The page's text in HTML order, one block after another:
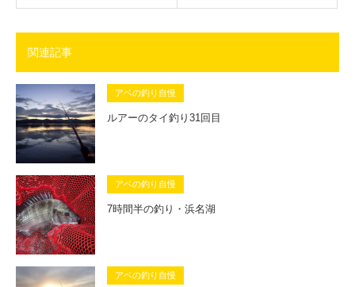
関連記事
アベの釣り自慢
ルアーのタイ釣り31回目
アベの釣り自慢
7時間半の釣り・浜名湖
アベの釣り自慢